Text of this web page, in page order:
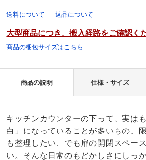
送料について ｜返品について
大型商品につき、搬入経路をご確認く
商品の梱包サイズはこちら
商品の説明 仕様・サイズ
キッチンカウンターの下って、実は
白」になっていることが多いもの。
も整理したい、でも扉の開閉スペー
い。そんな日常のもどかしさにしっ